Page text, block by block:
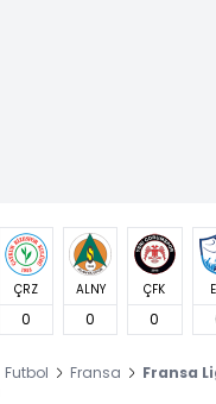
ÇRZ
0
ALNY
0
ÇFK
0
Futbol Fransa
Fransa